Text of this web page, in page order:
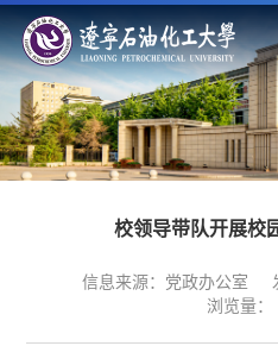
校领导带队开展校
信息来源：党政办公室
浏览量：